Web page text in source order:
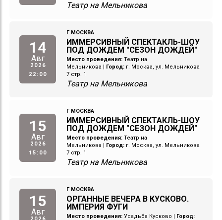
Театр на Мельникова
14
Авг
2026
22:00
Г МОСКВА
ИММЕРСИВНЫЙ СПЕКТАКЛЬ-ШОУ
ПОД ДОЖДЕМ "СЕЗОН ДОЖДЕЙ"
Место проведения: Театр на
Мельникова
Город: г. Москва, ул. Мельникова
7 стр. 1
Театр на Мельникова
15
Авг
2026
15:00
Г МОСКВА
ИММЕРСИВНЫЙ СПЕКТАКЛЬ-ШОУ
ПОД ДОЖДЕМ "СЕЗОН ДОЖДЕЙ"
Место проведения: Театр на
Мельникова
Город: г. Москва, ул. Мельникова
7 стр. 1
Театр на Мельникова
15
Авг
Г МОСКВА
ОРГАННЫЕ ВЕЧЕРА В КУСКОВО.
ИМПЕРИЯ ФУГИ
Место проведения: Усадьба Кусково Город: